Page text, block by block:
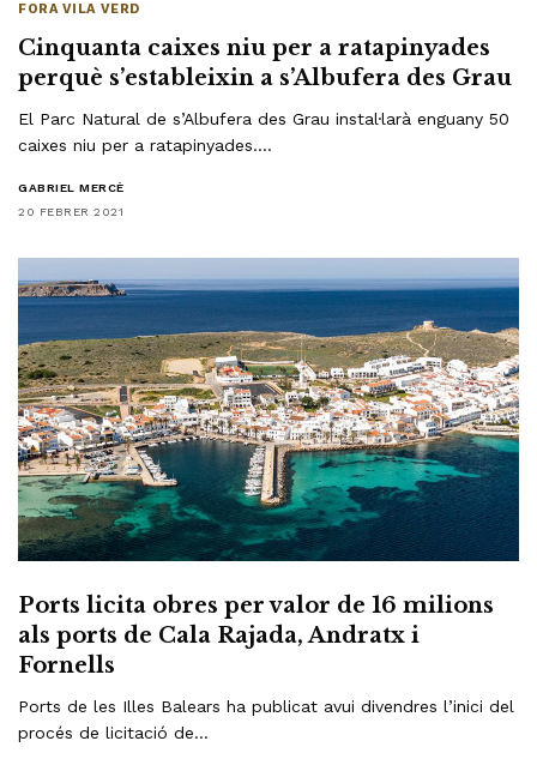
FORA VILA VERD
Cinquanta caixes niu per a ratapinyades
perquè s’estableixin a s’Albufera des Grau
El Parc Natural de s’Albufera des Grau instal·larà enguany 50
caixes niu per a ratapinyades.…
GABRIEL MERCÈ
20 FEBRER 2021
Ports licita obres per valor de 16 milions
als ports de Cala Rajada, Andratx i
Fornells
Ports de les Illes Balears ha publicat avui divendres l’inici del
procés de licitació de…